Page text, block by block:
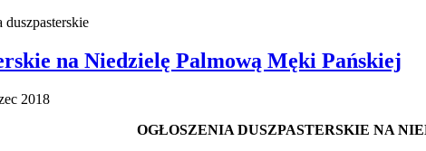
duszpasterskie
na Niedzielę Palmową Męki Pańskiej
2018
OGŁOSZENIA DUSZPASTERSKIE NA